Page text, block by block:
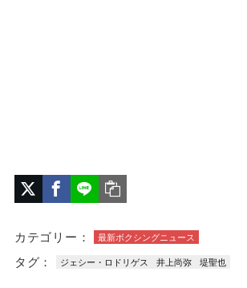
カテゴリー： 最新ボクシングニュース
タグ： ジェシー・ロドリゲス 井上尚弥 堤聖也